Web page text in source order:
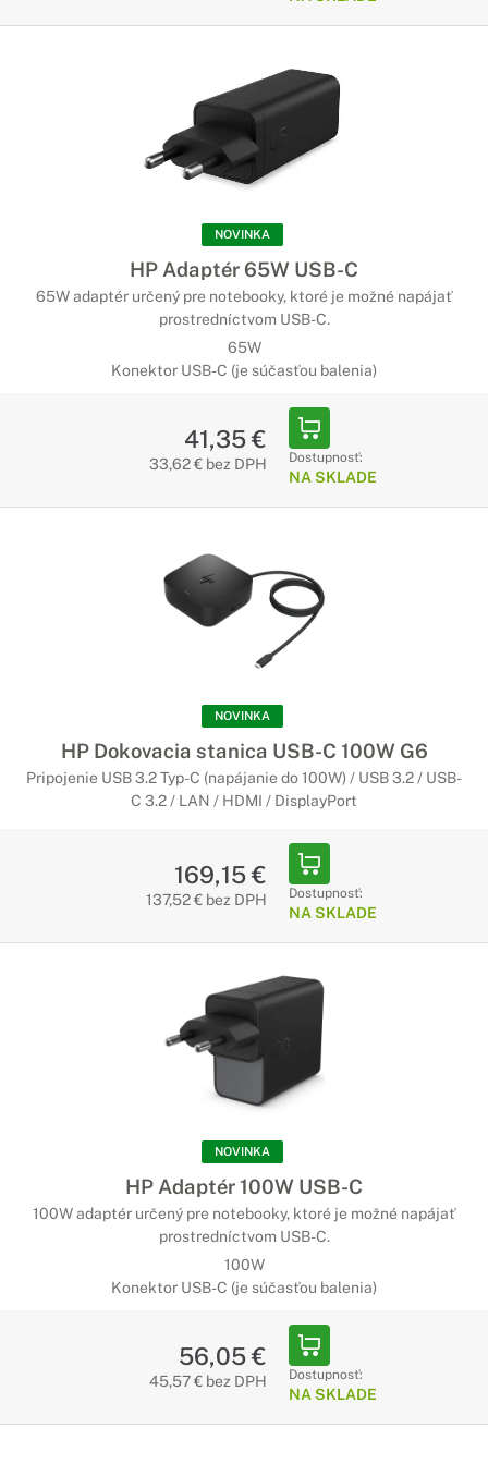
Možno potrebujete pre svoj notebook rôzne doplnky, ktoré
Preto u nás nájdete širokú ponuku doplnkov pre Váš
Ochrana displeja pre notebooky HP
Chráňte svoj displej
Pri náročnej práci je vysoké riziko poškrábania Vášho
displeja. Vtedy prichádzajú na radu rôzne pomôcky, ako sú
napríklad ochranné fólie.
NOVINKA
HP Adaptér 65W USB-C
65W adaptér určený pre notebooky, ktoré je možné napájať
prostredníctvom USB-C.
65W
Konektor USB-C (je súčasťou balenia)
41,35 €
33,62 € bez DPH Dostupnosť:
NA SKLADE
NOVINKA
HP Dokovacia stanica USB-C 100W G6
Pripojenie USB 3.2 Typ-C (napájanie do 100W) / USB 3.2 / USB-
C 3.2 / LAN / HDMI / DisplayPort
169,15 €
137,52 € bez DPH Dostupnosť:
NA SKLADE
NOVINKA
HP Adaptér 100W USB-C
100W adaptér určený pre notebooky, ktoré je možné napájať
prostredníctvom USB-C.
100W
Konektor USB-C (je súčasťou balenia)
56,05 €
45,57 € bez DPH Dostupnosť:
NA SKLADE